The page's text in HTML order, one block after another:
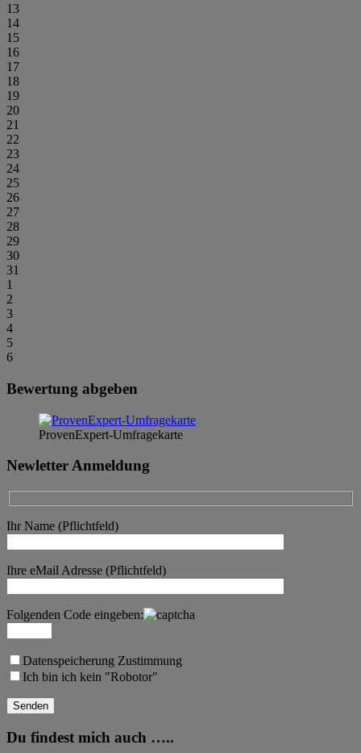
13
14
15
16
17
18
19
20
21
22
23
24
25
26
27
28
29
30
31
1
2
3
4
5
6
Bewertung abgeben
ProvenExpert-Umfragekarte
Newletter Anmeldung
Ihr Name (Pflichtfeld)
Ihre eMail Adresse (Pflichtfeld)
Folgenden Code eingeben:
Datenspeicherung Zustimmung
Ich bin ich kein "Robotor"
Du findest mich auch …..